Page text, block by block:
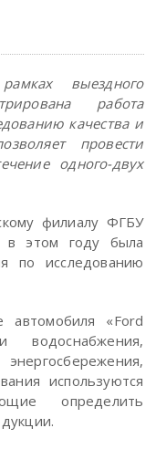
выездного
работа
качества и
провести
одного-двух
филиалу ФГБУ
в этом году была
по исследованию
автомобиля «Ford
водоснабжения,
используются
определить